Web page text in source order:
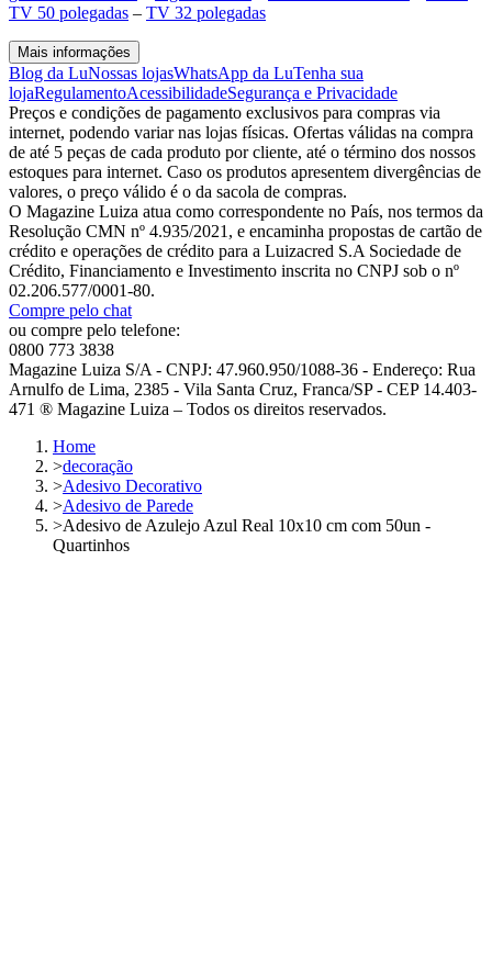
TV 50 polegadas – TV 32 polegadas
Mais informações
Blog da LuNossas lojasWhatsApp da LuTenha sua
lojaRegulamentoAcessibilidadeSegurança e Privacidade
Preços e condições de pagamento exclusivos para compras via
internet, podendo variar nas lojas físicas. Ofertas válidas na compra
de até 5 peças de cada produto por cliente, até o término dos nossos
estoques para internet. Caso os produtos apresentem divergências de
valores, o preço válido é o da sacola de compras.
O Magazine Luiza atua como correspondente no País, nos termos da
Resolução CMN nº 4.935/2021, e encaminha propostas de cartão de
crédito e operações de crédito para a Luizacred S.A Sociedade de
Crédito, Financiamento e Investimento inscrita no CNPJ sob o nº
02.206.577/0001-80.
Compre pelo chat
ou compre pelo telefone:
0800 773 3838
Magazine Luiza S/A - CNPJ: 47.960.950/1088-36 - Endereço: Rua
Arnulfo de Lima, 2385 - Vila Santa Cruz, Franca/SP - CEP 14.403-
471 ® Magazine Luiza – Todos os direitos reservados.
Home
>decoração
>Adesivo Decorativo
>Adesivo de Parede
>Adesivo de Azulejo Azul Real 10x10 cm com 50un -
Quartinhos